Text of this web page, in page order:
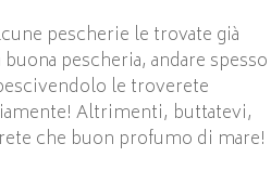
pescherie le trovate già
pescheria, andare spesso
le troverete
Altrimenti, buttatevi,
che buon profumo di mare!